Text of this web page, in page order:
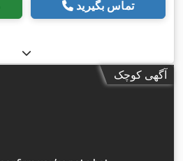
تماس بگیرید
آگهی کوچک